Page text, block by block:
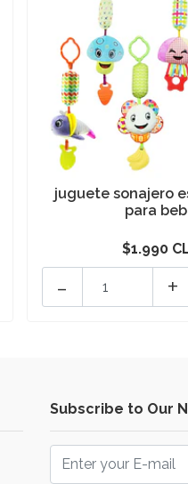
juguete sonajero
para
$1.990
+
-
Subscribe to Our